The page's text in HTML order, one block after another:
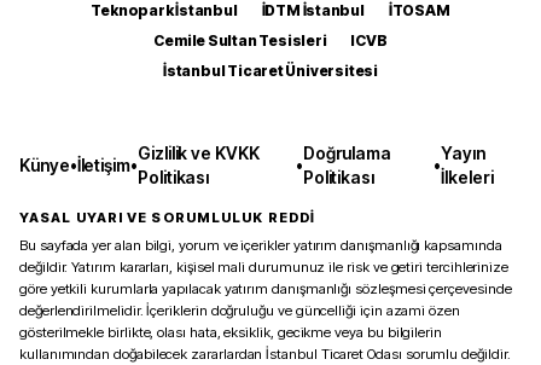
Teknopark İstanbul
İDTM İstanbul
İTOSAM
Cemile Sultan Tesisleri
ICVB
İstanbul Ticaret Üniversitesi
Künye•İletişim•
Gizlilik ve KVKK
Politikası
•
Doğrulama
Politikası
•
Yayın
İlkeleri
YASAL UYARI VE SORUMLULUK REDDİ
Bu sayfada yer alan bilgi, yorum ve içerikler yatırım danışmanlığı kapsamında
değildir. Yatırım kararları, kişisel mali durumunuz ile risk ve getiri tercihlerinize
göre yetkili kurumlarla yapılacak yatırım danışmanlığı sözleşmesi çerçevesinde
değerlendirilmelidir. İçeriklerin doğruluğu ve güncelliği için azami özen
gösterilmekle birlikte, olası hata, eksiklik, gecikme veya bu bilgilerin
kullanımından doğabilecek zararlardan İstanbul Ticaret Odası sorumlu değildir.